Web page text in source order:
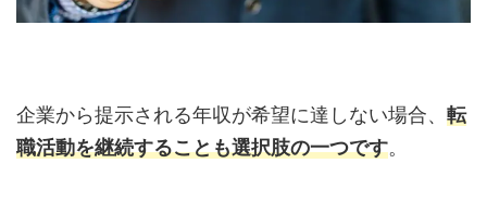
企業から提示される年収が希望に達しない場合、 転
職活動を継続することも選択肢の一つです。